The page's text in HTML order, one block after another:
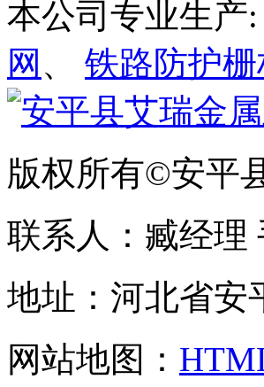
本公司专业生产:
网 、 铁路防护栅
版权所有©安平
联系人：臧经理
地址：河北省安
网站地图：